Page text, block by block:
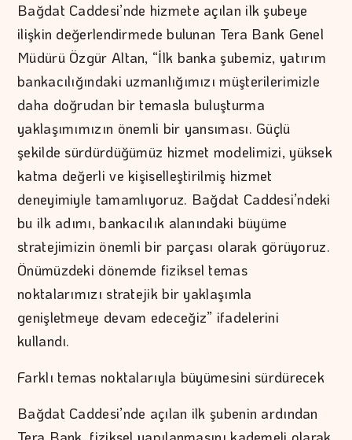
Bağdat Caddesi’nde hizmete açılan ilk şubeye
ilişkin değerlendirmede bulunan Tera Bank Genel
Müdürü Özgür Altan, “İlk banka şubemiz, yatırım
bankacılığındaki uzmanlığımızı müşterilerimizle
daha doğrudan bir temasla buluşturma
yaklaşımımızın önemli bir yansıması. Güçlü
şekilde sürdürdüğümüz hizmet modelimizi, yüksek
katma değerli ve kişiselleştirilmiş hizmet
deneyimiyle tamamlıyoruz. Bağdat Caddesi’ndeki
bu ilk adımı, bankacılık alanındaki büyüme
stratejimizin önemli bir parçası olarak görüyoruz.
Önümüzdeki dönemde fiziksel temas
noktalarımızı stratejik bir yaklaşımla
genişletmeye devam edeceğiz” ifadelerini
kullandı.
Farklı temas noktalarıyla büyümesini sürdürecek
Bağdat Caddesi’nde açılan ilk şubenin ardından